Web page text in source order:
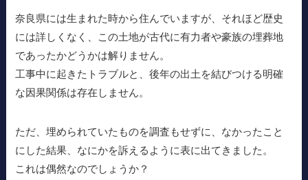
奈良県には生まれた時から住んでいますが、それほど歴史
には詳しくなく、この土地が古代に有力者や豪族の埋葬地
であったかどうかは解りません。
工事中に起きたトラブルと、後年の出土を結びつける明確
な因果関係は存在しません。
ただ、埋められていたものを調査もせずに、なかったこと
にした結果、なにかを訴えるように表に出てきました。
これは偶然なのでしょうか？